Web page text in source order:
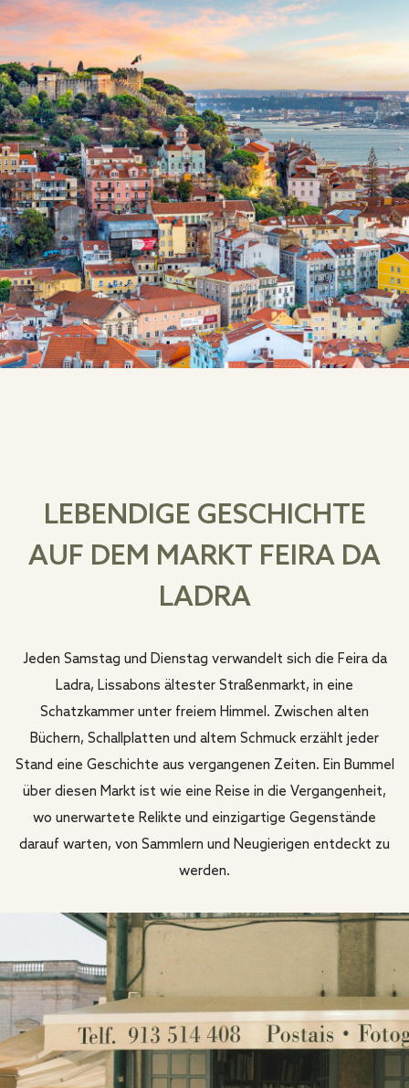
LEBENDIGE GESCHICHTE
AUF DEM MARKT FEIRA DA
LADRA
Jeden Samstag und Dienstag verwandelt sich die Feira da
Ladra, Lissabons ältester Straßenmarkt, in eine
Schatzkammer unter freiem Himmel. Zwischen alten
Büchern, Schallplatten und altem Schmuck erzählt jeder
Stand eine Geschichte aus vergangenen Zeiten. Ein Bummel
über diesen Markt ist wie eine Reise in die Vergangenheit,
wo unerwartete Relikte und einzigartige Gegenstände
darauf warten, von Sammlern und Neugierigen entdeckt zu
werden.